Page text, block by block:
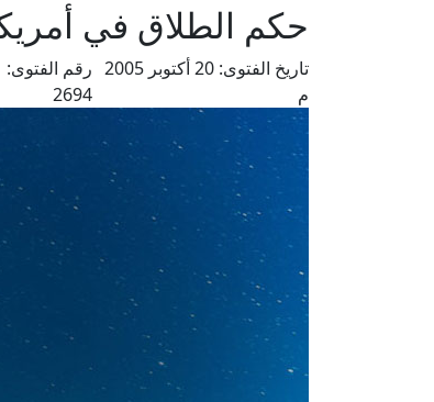
حكم الطلاق في
تاريخ الفتوى:
20 أكتوبر 2005
م
رقم الفتوى:
2694